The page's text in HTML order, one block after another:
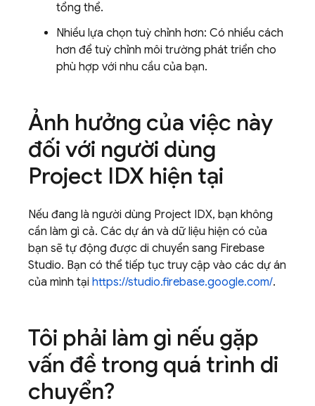
tổng thể.
Nhiều lựa chọn tuỳ chỉnh hơn: Có nhiều cách
hơn để tuỳ chỉnh môi trường phát triển cho
phù hợp với nhu cầu của bạn.
Ảnh hưởng của việc này
đối với người dùng
Project IDX hiện tại
Nếu đang là người dùng Project IDX, bạn không
cần làm gì cả. Các dự án và dữ liệu hiện có của
bạn sẽ tự động được di chuyển sang Firebase
Studio. Bạn có thể tiếp tục truy cập vào các dự án
của mình tại https://studio.firebase.google.com/.
Tôi phải làm gì nếu gặp
vấn đề trong quá trình di
chuyển?